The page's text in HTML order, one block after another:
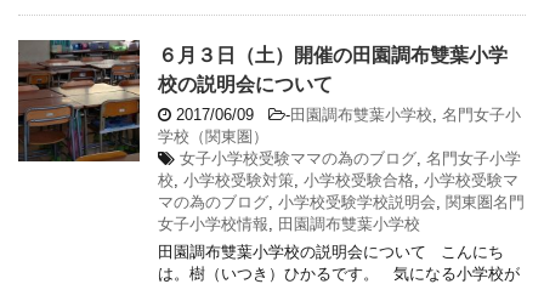
６月３日（土）開催の田園調布雙葉小学
校の説明会について
2017/06/09 -田園調布雙葉小学校 名門女子小
学校（関東圏）
女子小学校受験ママの為のブログ 名門女子小学
校 小学校受験対策 小学校受験合格 小学校受験マ
マの為のブログ 小学校受験学校説明会 関東圏名門
女子小学校情報
田園調布雙葉小学校
田園調布雙葉小学校の説明会について こんにち
は。樹（いつき）ひかるです。 気になる小学校が